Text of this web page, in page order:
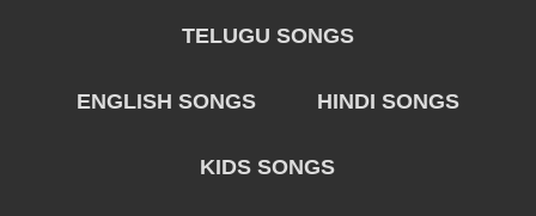
TELUGU SONGS
ENGLISH SONGS HINDI SONGS
KIDS SONGS